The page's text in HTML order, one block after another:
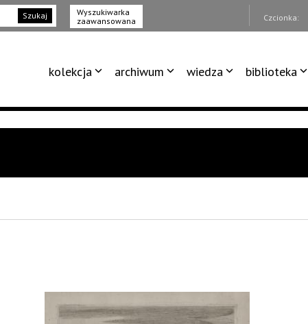
Szukaj
Wyszukiwarka
zaawansowana
Czcionka:
kolekcja archiwum wiedza biblioteka